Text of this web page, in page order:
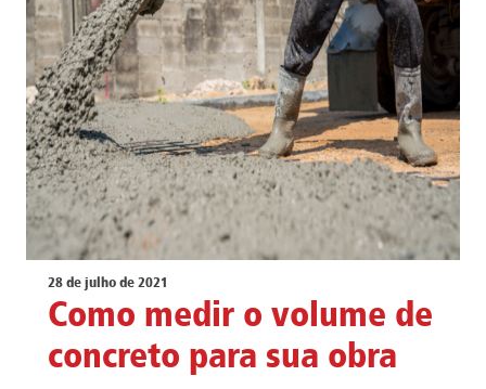
28 de julho de 2021
Como medir o volume de
concreto para sua obra